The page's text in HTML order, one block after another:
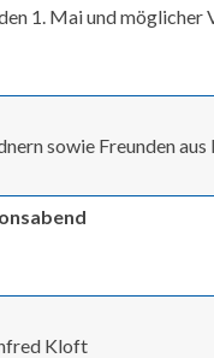
1. Mai und
sowie Freunden aus
Kloft